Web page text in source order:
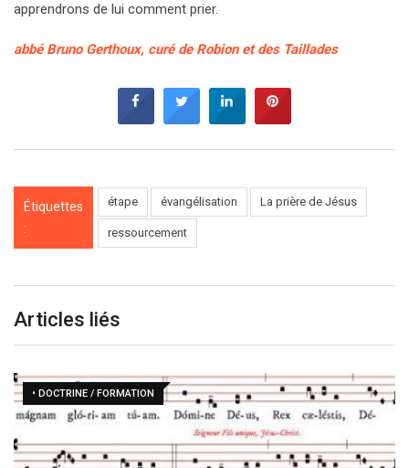
apprendrons de lui comment prier.
abbé Bruno Gerthoux, curé de Robion et des Taillades
Étiquettes
:
étape évangélisation La prière de Jésus
ressourcement
Articles liés
• DOCTRINE / FORMATION